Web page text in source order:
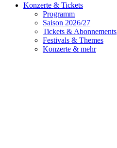
Konzerte & Tickets
Programm
Saison 2026/27
Tickets & Abonnements
Festivals & Themes
Konzerte & mehr